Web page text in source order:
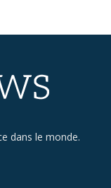
dans le monde.